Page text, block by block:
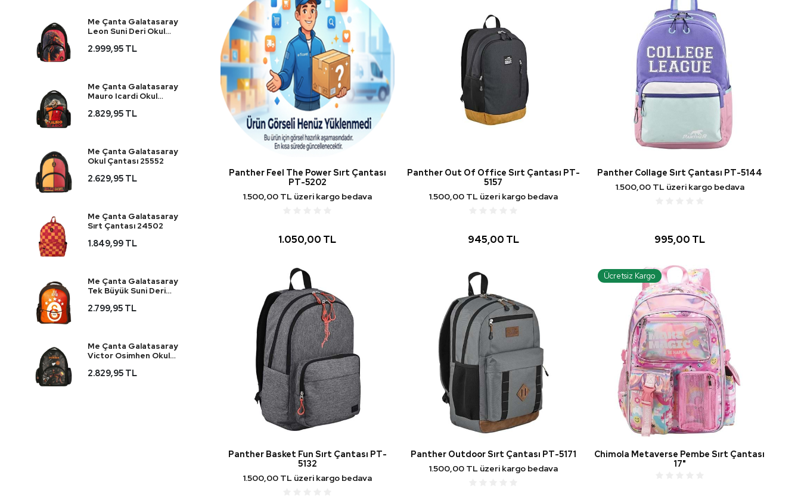
Me Çanta Galatasaray
Leon Suni Deri Okul
2.999,95 TL
Me Çanta Galatasaray
Mauro Icardi Okul
2.829,95 TL
Me Çanta Galatasaray
Okul Çantası 25552
2.629,95 TL
Me Çanta Galatasaray
Sırt Çantası 24502
1.849,99 TL
Me Çanta Galatasaray
Tek Büyük Suni Deri
2.799,95 TL
Me Çanta Galatasaray
Victor Osimhen Okul
2.829,95 TL
Panther Feel The Power Sırt Çantası
PT-5202
1.500,00 TL üzeri kargo bedava
1.050,00 TL
Panther Out Of Office Sırt Çantası PT-
5157
1.500,00 TL üzeri kargo bedava
945,00 TL
Panther Collage Sırt Çantası PT-5144
1.500,00 TL üzeri kargo bedava
995,00 TL
Panther Basket Fun Sırt Çantası PT-
5132
1.500,00 TL üzeri kargo bedava
Panther Outdoor Sırt Çantası PT-5171
1.500,00 TL üzeri kargo bedava
Ücretsiz Kargo
Chimola Metaverse Pembe Sırt Çantası
17"